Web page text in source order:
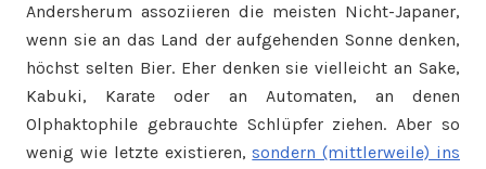
Andersherum assoziieren die meisten Nicht-Japaner,
wenn sie an das Land der aufgehenden Sonne denken,
höchst selten Bier. Eher denken sie vielleicht an Sake,
Kabuki, Karate oder an Automaten, an denen
Olphaktophile gebrauchte Schlüpfer ziehen. Aber so
wenig wie letzte existieren, sondern (mittlerweile) ins